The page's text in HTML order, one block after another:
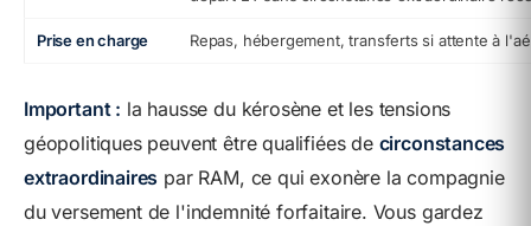
Prise en charge Repas, hébergement, transferts si attente à
Important : la hausse du kérosène et les tensions
géopolitiques peuvent être qualifiées de circonstances
extraordinaires par RAM, ce qui exonère la compagnie
du versement de l'indemnité forfaitaire. Vous gardez